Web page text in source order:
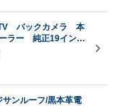
バックカメラ 本
ラー 純正19インチ
ンルーフ/黒本革電